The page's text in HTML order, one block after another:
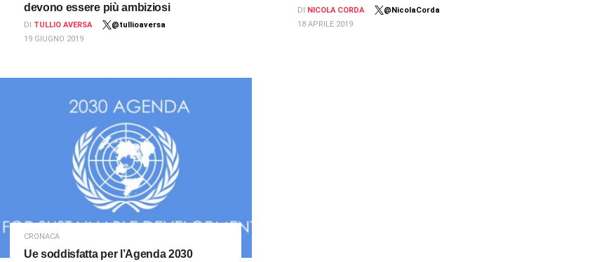
devono essere più ambiziosi
DI TULLIO AVERSA
@tullioaversa
19 GIUGNO 2019
DI NICOLA CORDA
@NicolaCorda
18 APRILE 2019
CRONACA
Ue soddisfatta per l’Agenda 2030